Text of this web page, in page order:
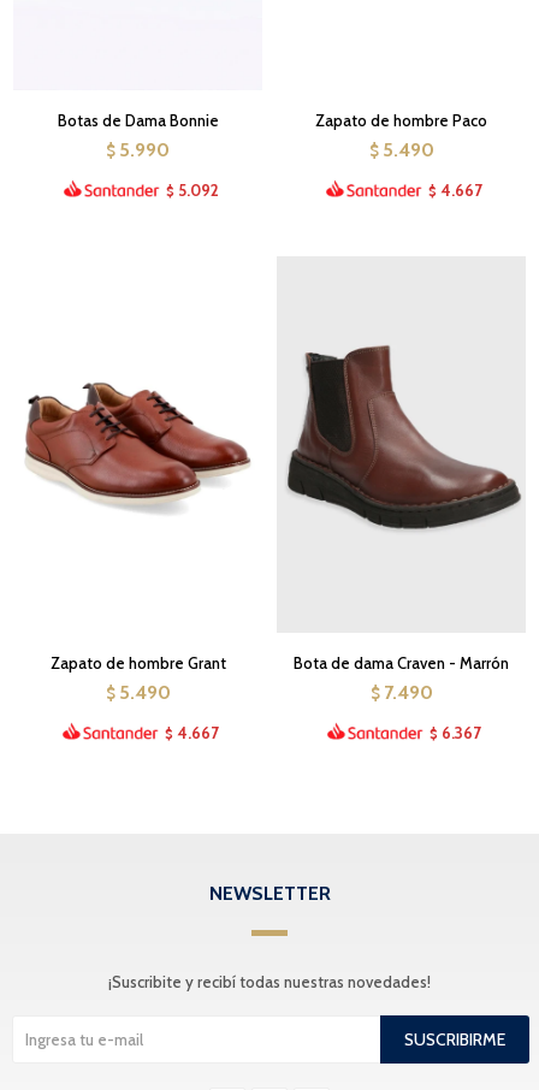
Botas de Dama Bonnie
$ 5.990
$ 5.092
Zapato de hombre Paco
$ 5.490
$ 4.667
Zapato de hombre Grant
$ 5.490
$ 4.667
Bota de dama Craven - Marrón
$ 7.490
$ 6.367
NEWSLETTER
¡Suscribite y recibí todas nuestras novedades!
SUSCRIBIRME